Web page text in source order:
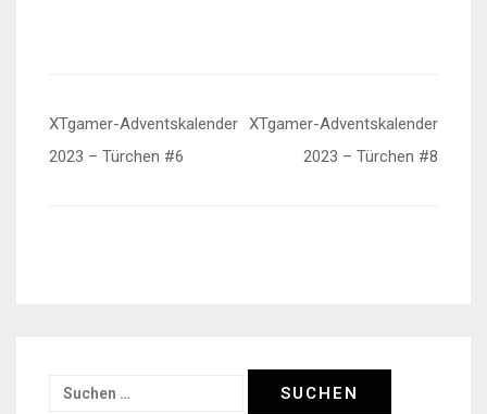
Beitragsnavigation
XTgamer-Adventskalender
2023 – Türchen #6
XTgamer-Adventskalender
2023 – Türchen #8
Suchen